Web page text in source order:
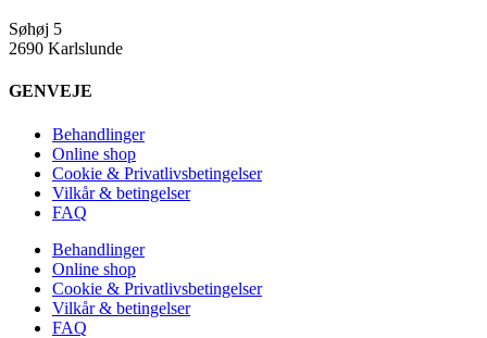
Søhøj 5
2690 Karlslunde
GENVEJE
Behandlinger
Online shop
Cookie & Privatlivsbetingelser
Vilkår & betingelser
FAQ
Behandlinger
Online shop
Cookie & Privatlivsbetingelser
Vilkår & betingelser
FAQ